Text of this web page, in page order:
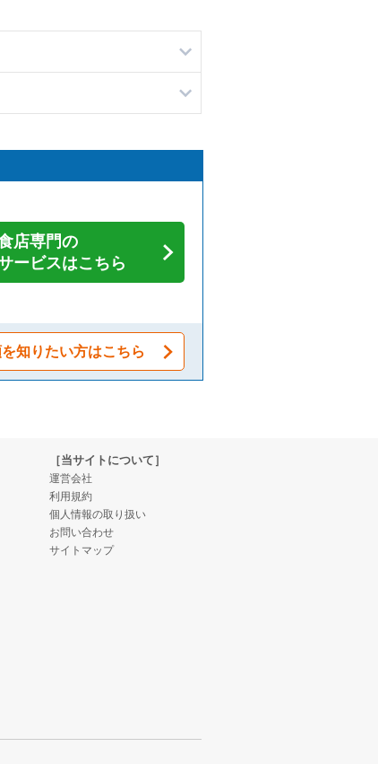
店専門の
ービスはこちら
知りたい方はこちら
［当サイトについて］
運営会社
利用規約
個人情報の取り扱い
お問い合わせ
サイトマップ